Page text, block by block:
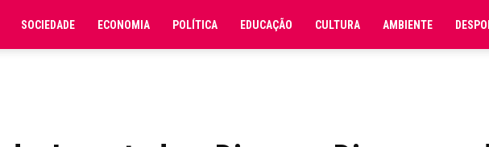
SOCIEDADE ECONOMIA POLÍTICA EDUCAÇÃO CULTURA AMBIENTE